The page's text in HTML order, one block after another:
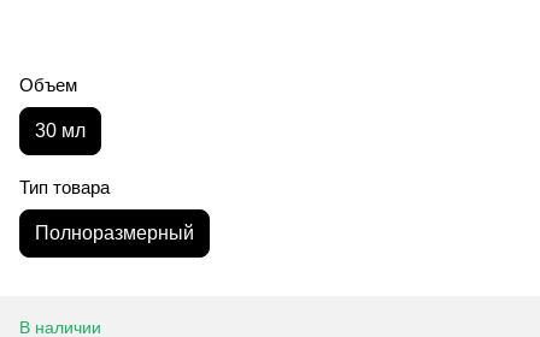
Объем
30 мл
Тип товара
Полноразмерный
В наличии